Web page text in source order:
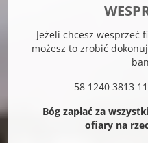
Jeżeli chcesz wesprzeć
możesz to zrobić
58 1240 3813
Bóg zapłać za
ofiary na